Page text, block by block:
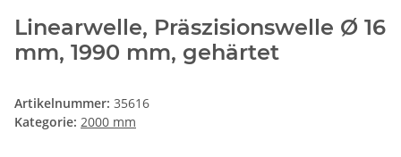
Linearwelle, Präszisionswelle Ø 16
mm, 1990 mm, gehärtet
Artikelnummer: 35616
Kategorie: 2000 mm